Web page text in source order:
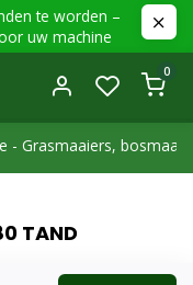
te worden –
uw machine
0
- Grasmaaiers,
TAND